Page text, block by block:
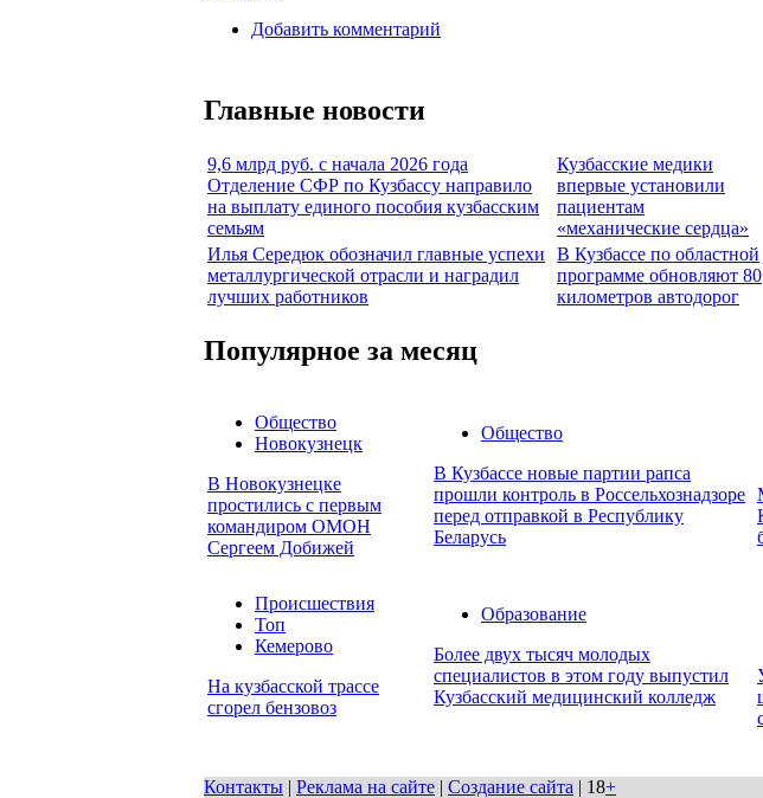
Добавить комментарий
Главные новости
9,6 млрд руб. с начала 2026 года
Отделение СФР по Кузбассу направило
на выплату единого пособия кузбасским
семьям
Кузбасские медики
впервые установили
пациентам
«механические сердца»
Илья Середюк обозначил главные успехи
металлургической отрасли и наградил
лучших работников
В Кузбассе по областной
программе обновляют 80
километров автодорог
Популярное за месяц
Общество
Новокузнецк
В Новокузнецке
простились с первым
командиром ОМОН
Сергеем Добижей
Общество
В Кузбассе новые партии рапса
прошли контроль в Россельхознадзоре
перед отправкой в Республику
Беларусь
Происшествия
Топ
Кемерово
На кузбасской трассе
сгорел бензовоз
Образование
Более двух тысяч молодых
специалистов в этом году выпустил
Кузбасский медицинский колледж
Контакты | Реклама на сайте | Создание сайта | 18+